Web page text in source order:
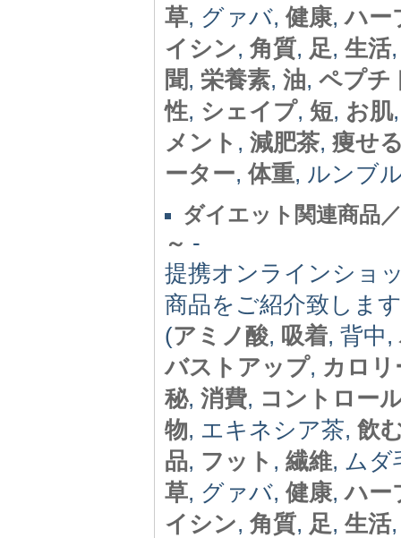
草, グァバ, 健康,ハー
イシン, 角質, 足, 生活
聞, 栄養素, 油, ペプチ
性, シェイプ, 短, お肌
メント , 減肥茶, 痩せ
ーター,体重, ルンブ
ダイエット関連商品
～ -
提携オンラインショ
商品をご紹介致しま
(アミノ酸, 吸着, 背中,
バストアップ, カロリ
秘, 消費, コントロー
物, エキネシア茶, 飲
品, フット , 繊維, ム
草, グァバ, 健康,ハー
イシン, 角質, 足, 生活